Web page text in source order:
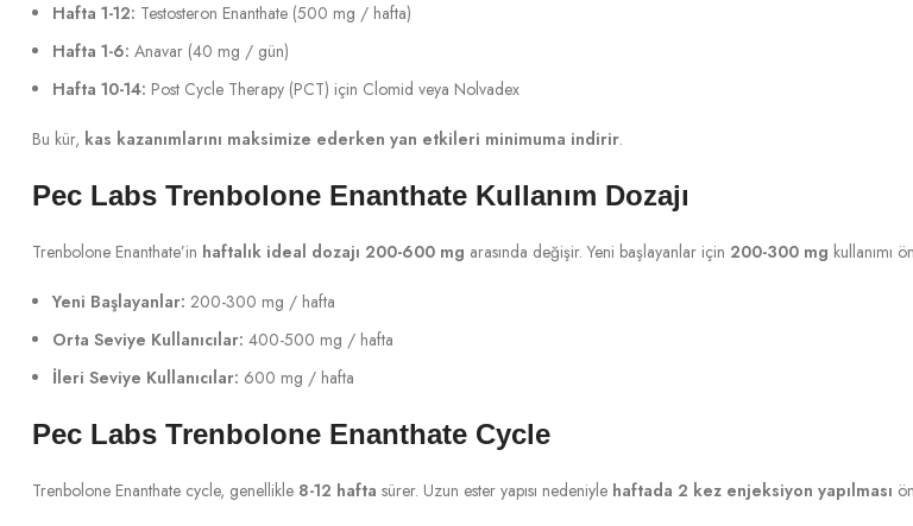
Hafta 1-12: Testosteron Enanthate (500 mg / hafta)
Hafta 1-6: Anavar (40 mg / gün)
Hafta 10-14: Post Cycle Therapy (PCT) için Clomid veya Nolvadex
Bu kür, kas kazanımlarını maksimize ederken yan etkileri minimuma indirir.
Pec Labs Trenbolone Enanthate Kullanım Dozajı
Trenbolone Enanthate’in haftalık ideal dozajı 200-600 mg arasında değişir. Yeni başlayanlar için 200-300 mg kullanımı
Yeni Başlayanlar: 200-300 mg / hafta
Orta Seviye Kullanıcılar: 400-500 mg / hafta
İleri Seviye Kullanıcılar: 600 mg / hafta
Pec Labs Trenbolone Enanthate Cycle
Trenbolone Enanthate cycle, genellikle 8-12 hafta sürer. Uzun ester yapısı nedeniyle haftada 2 kez enjeksiyon yapılması